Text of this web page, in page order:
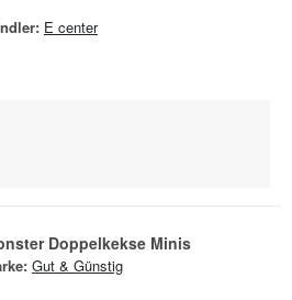
E center
Doppelkekse Minis
Gut & Günstig